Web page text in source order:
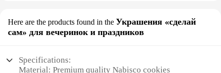
Here are the products found in the Украшения «сделай
сам» для вечеринок и праздников
Specifications:
Material: Premium quality Nabisco cookies